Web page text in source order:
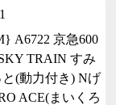
A6722 京急600
TRAIN すみ
(動力付き) Nげ
ACE(まいくろ